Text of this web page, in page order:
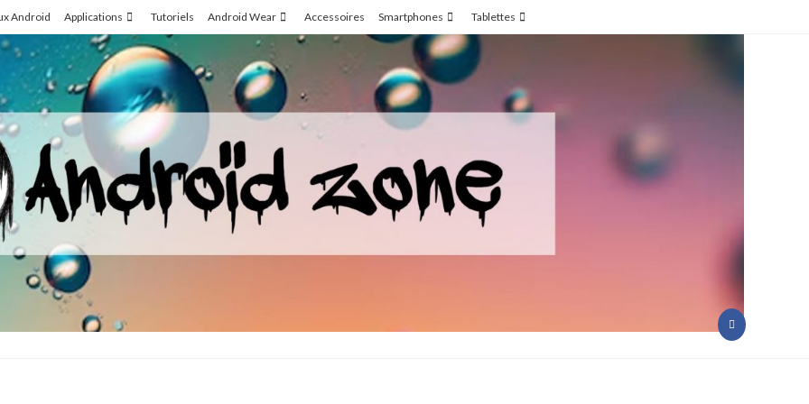
Android Applications Tutoriels Android Wear Accessoires Smartphones Tablettes